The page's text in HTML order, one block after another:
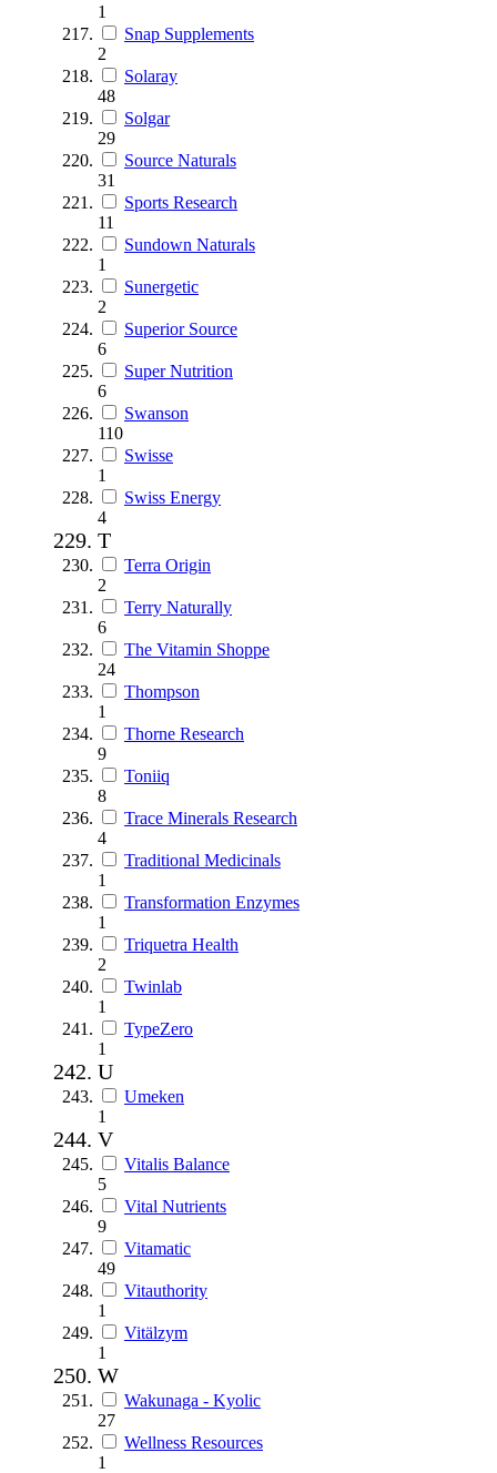
1
Snap Supplements
2
Solaray
48
Solgar
29
Source Naturals
31
Sports Research
11
Sundown Naturals
1
Sunergetic
2
Superior Source
6
Super Nutrition
6
Swanson
110
Swisse
1
Swiss Energy
4
T
Terra Origin
2
Terry Naturally
6
The Vitamin Shoppe
24
Thompson
1
Thorne Research
9
Toniiq
8
Trace Minerals Research
4
Traditional Medicinals
1
Transformation Enzymes
1
Triquetra Health
2
Twinlab
1
TypeZero
1
U
Umeken
1
V
Vitalis Balance
5
Vital Nutrients
9
Vitamatic
49
Vitauthority
1
Vitälzym
1
W
Wakunaga - Kyolic
27
Wellness Resources
1